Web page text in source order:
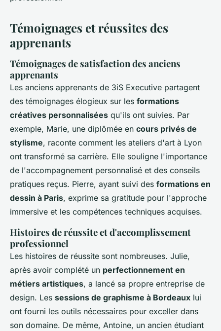
Témoignages et réussites des
apprenants
Témoignages de satisfaction des anciens
apprenants
Les anciens apprenants de 3iS Executive partagent
des témoignages élogieux sur les formations
créatives personnalisées qu'ils ont suivies. Par
exemple, Marie, une diplômée en cours privés de
stylisme, raconte comment les ateliers d'art à Lyon
ont transformé sa carrière. Elle souligne l'importance
de l'accompagnement personnalisé et des conseils
pratiques reçus. Pierre, ayant suivi des formations en
dessin à Paris, exprime sa gratitude pour l'approche
immersive et les compétences techniques acquises.
Histoires de réussite et d'accomplissement
professionnel
Les histoires de réussite sont nombreuses. Julie,
après avoir complété un perfectionnement en
métiers artistiques, a lancé sa propre entreprise de
design. Les sessions de graphisme à Bordeaux lui
ont fourni les outils nécessaires pour exceller dans
son domaine. De même, Antoine, un ancien étudiant